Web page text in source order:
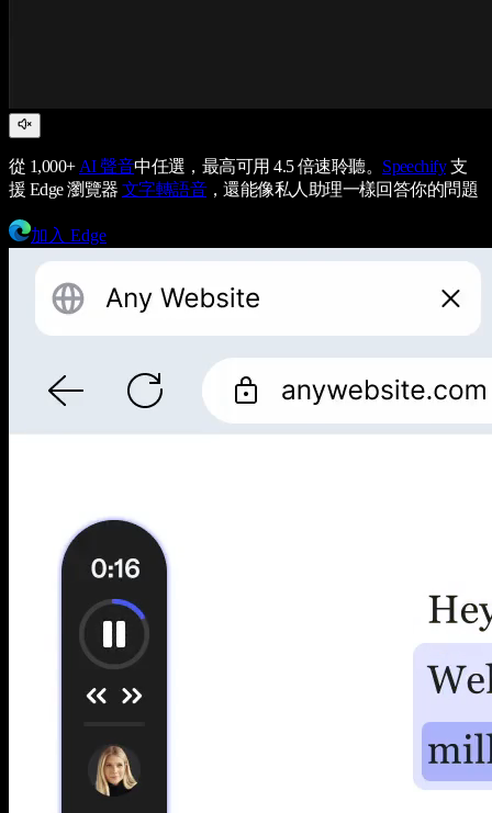
從 1,000+ AI 聲音中任選，最高可用 4.5 倍速聆聽。 Speechify支
援 Edge 瀏覽器 文字轉語音，還能像私人助理一樣回答你的問題
加入 Edge